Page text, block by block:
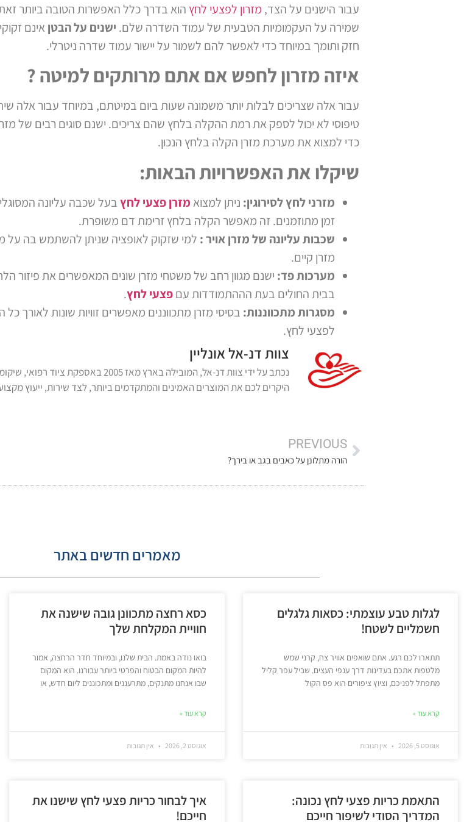
עבור הישנים על הצד, מזרון לפצעי לחץ הוא בדרך כלל האפשרות הטובה ביותר
שמירה על העקמומיות הטבעית של עמוד השדרה שלם. ישנים על הבטן אינם
חזק ותומך במיוחד כדי לאפשר להם לשמור על יישור עמוד שדרה ניטרלי.
איזה מזרון לחפש אם אתם מרותקים למיטה ?
עבור אלה שצריכים לבלות יותר משמונה שעות ביום במיטתם, במיוחד עבור אלה
טיפוסי לא יכול לספק את רמת ההקלה בלחץ שהם צריכים. ישנם סוגים רבים של
כדי למצוא את מערכת מזרן הקלה בלחץ הנכון.
שיקלו את האפשרויות הבאות:
מזרני לחץ לסירוגין: ניתן למצואמזרן פצעי לחץבעל שכבה עליונה
זמן מתוזמנים. זה מאפשר הקלה בלחץ זרימת דם משופרת.
שכבות עליונה של מזרן אויר : למי שזקוק לאופציה שניתן להשתמש בה על
מזרן קיים.
מערכות פד: ישנם מגוון רחב של משטחי מזרן שונים המאפשרים את פיזור
בבית החולים בעת הההתמודדות עםפצעי לחץ.
מסגרות מתכווננות: בסיסי מזרן מתכווננים מאפשרים זוויות שונות לאורך
לפצעי לחץ.
צוות דנ-אל אונליין
נכתב על ידי צוות דנ-אל, המובילה בארץ
היקרים לכם את המוצרים האמינים והמתקדמים ביותר, לצד שירות, ייעוץ
PREVIOUS
הורה מתלונן על כאבים בגב או בירך?
מאמרים חדשים באתר
לגלות טבע עוצמתי: כסאות גלגלים
חשמליים לשטח!
תתארו לכם רגע. אתם שואפים אוויר צח, קרני שמש
מלטפות אתכם בעדינות דרך ענפי העצים. שביל עפר קליל
מתפתל לפניכם, וציוץ ציפורים הוא פס הקול
קרא עוד »
אוגוסט 5, 2026 אין תגובות
כסא רחצה מתכוונן גובה שישנה את
חוויית המקלחת שלך
בואו נודה באמת. הבית שלנו, ובמיוחד חדר הרחצה, אמור
להיות המקום הבטוח והפרטי ביותר עבורנו. הוא המקום
שבו אנחנו מתנקים, מתרעננים ומתכוננים ליום חדש, או
קרא עוד »
אוגוסט 2, 2026 אין תגובות
התאמת כריות פצעי לחץ נכונה:
המדריך הסודי לשיפור חייכם
איך לבחור כריות פצעי לחץ שישנו את
חייכם!